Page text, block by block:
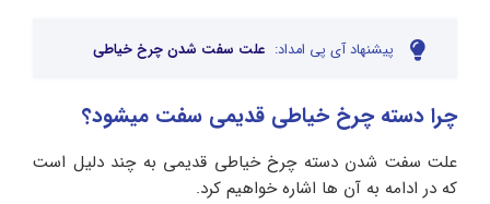
پیشنهاد آی پی امداد: علت سفت شدن چرخ خیاطی
چرا دسته چرخ خیاطی قدیمی سفت میشود؟
علت سفت شدن دسته چرخ خیاطی قدیمی به چند دلیل است
که در ادامه به آن ها اشاره خواهیم کرد.